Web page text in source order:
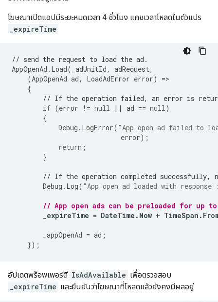
โฆษณาเปิดแอปมีระยะหมดเวลา 4 ชั่วโมง แคชเวลาโหลดในตัวแปร
_expireTime
// send the request to load the ad.
AppOpenAd . Load( _adUnitId, adRequest,
(AppOpenAd ad, LoadAdError error) =
{
// If the operation failed, an error is
if (error != null || ad == null)
{
Debug . LogError( "App open ad failed to
error);
return ;
}
// If the operation completed successfully,
Debug . Log( "App open ad loaded with
// App open ads can be preloaded for up
_expireTime = DateTime . Now + TimeSpan .
_appOpenAd = ad ;
});
อัปเดตพร็อพเพอร์ตี IsAdAvailable เพื่อตรวจสอบ
_expireTime และยืนยันว่าโฆษณาที่โหลดแล้วยังคงมีผลอยู่